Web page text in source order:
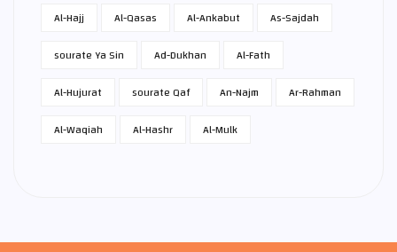
Al-Hajj
Al-Qasas Al-Ankabut
As-Sajdah
sourate Ya Sin
Ad-Dukhan
Al-Fath
Al-Hujurat
sourate Qaf An-Najm
Ar-Rahman
Al-Waqiah
Al-Hashr Al-Mulk